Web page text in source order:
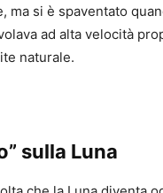
ma si è spaventato
ad alta velocità
naturale.
sulla Luna